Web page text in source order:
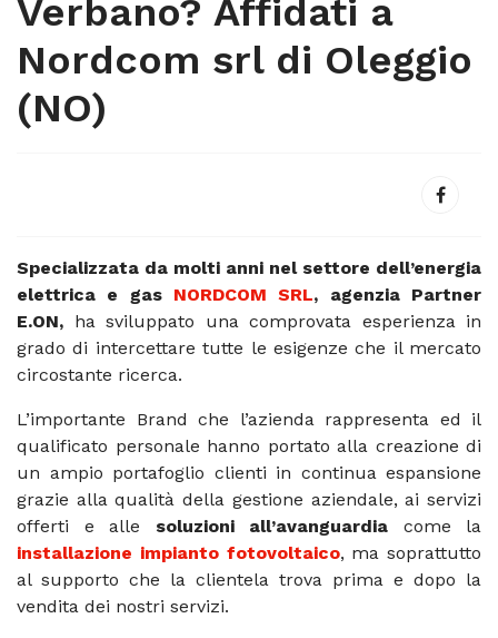
Verbano? Affidati a
Nordcom srl di Oleggio
(NO)
Specializzata da molti anni nel settore dell’energia
elettrica e gas NORDCOM SRL, agenzia Partner
E.ON, ha sviluppato una comprovata esperienza in
grado di intercettare tutte le esigenze che il mercato
circostante ricerca.
L’importante Brand che l’azienda rappresenta ed il
qualificato personale hanno portato alla creazione di
un ampio portafoglio clienti in continua espansione
grazie alla qualità della gestione aziendale, ai servizi
offerti e alle soluzioni all’avanguardia come la
installazione impianto fotovoltaico, ma soprattutto
al supporto che la clientela trova prima e dopo la
vendita dei nostri servizi.